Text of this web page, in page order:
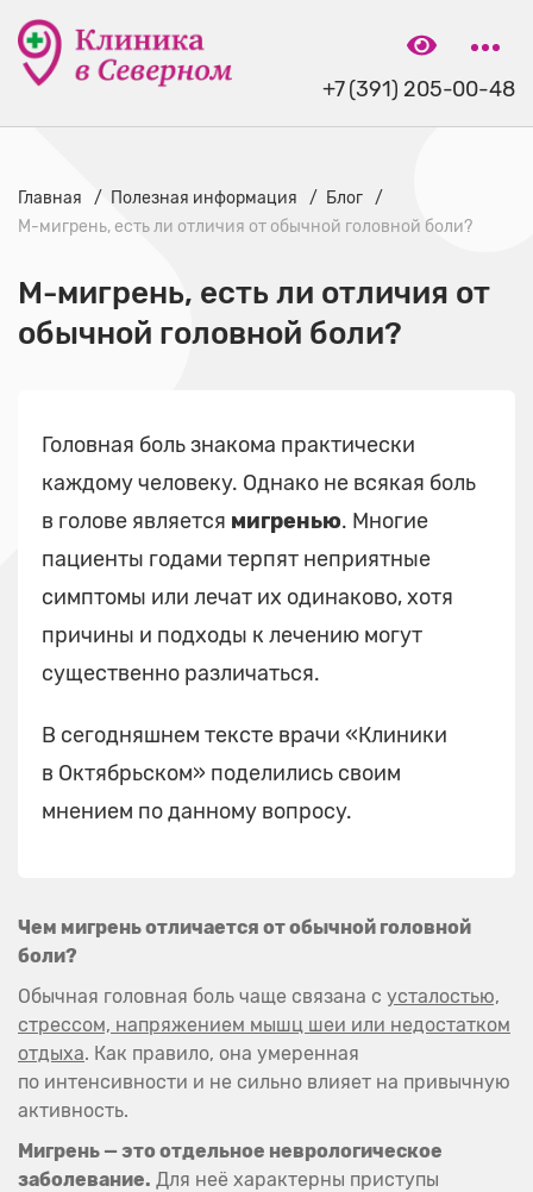
+7 (391) 205-00-48
Главная Полезная информация
Блог
М-мигрень, есть ли отличия от обычной головной боли?
М-мигрень, есть ли отличия от
обычной головной боли?
Головная боль знакома практически
каждому человеку. Однако не всякая боль
в голове является мигренью. Многие
пациенты годами терпят неприятные
симптомы или лечат их одинаково, хотя
причины и подходы к лечению могут
существенно различаться.
В сегодняшнем тексте врачи «Клиники
в Октябрьском» поделились своим
мнением по данному вопросу.
Чем мигрень отличается от обычной головной
боли?
Обычная головная боль чаще связана с усталостью,
стрессом, напряжением мышц шеи или недостатком
отдыха. Как правило, она умеренная
по интенсивности и не сильно влияет на привычную
активность.
Мигрень — это отдельное неврологическое
заболевание. Для неё характерны приступы